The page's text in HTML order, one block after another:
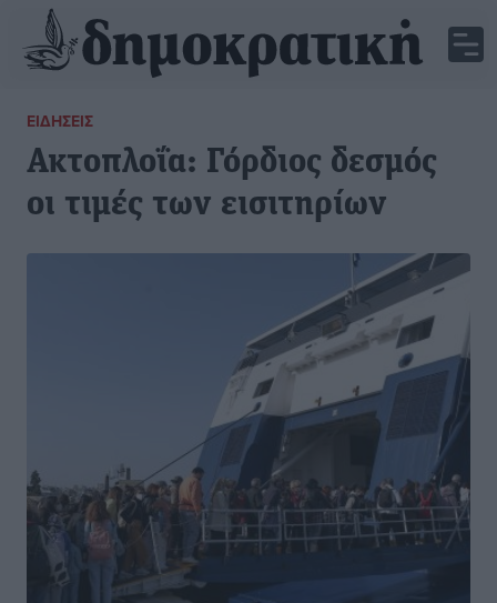
ΕΙΔΉΣΕΙΣ
Ακτοπλοΐα: Γόρδιος δεσμός
οι τιμές των εισιτηρίων